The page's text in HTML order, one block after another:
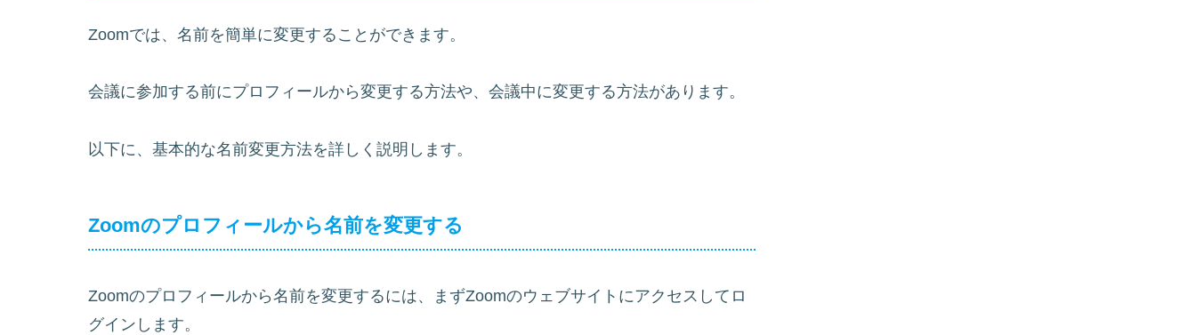
Zoomでは、名前を簡単に変更することができます。
会議に参加する前にプロフィールから変更する方法や、会議中に変更する方法があります。
以下に、基本的な名前変更方法を詳しく説明します。
Zoomのプロフィールから名前を変更する
Zoomのプロフィールから名前を変更するには、まずZoomのウェブサイトにアクセスしてロ
グインします。